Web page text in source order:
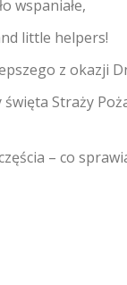
wspaniałe,
little helpers!
z okazji
Straży
– co